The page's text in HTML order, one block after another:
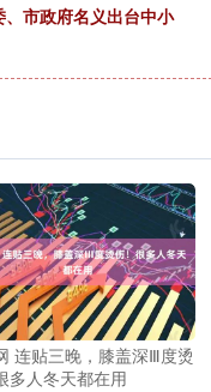
市政府名义出台中小
连贴三晚，膝盖深Ⅲ度烫
多人冬天都在用